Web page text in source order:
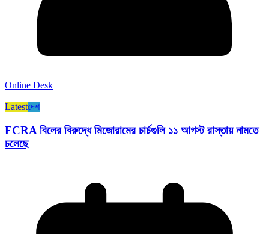
Online Desk
Latestদেশ
FCRA বিলের বিরুদ্ধে মিজোরামের চার্চগুলি ১১ আগস্ট রাস্তায় নামতে
চলেছে